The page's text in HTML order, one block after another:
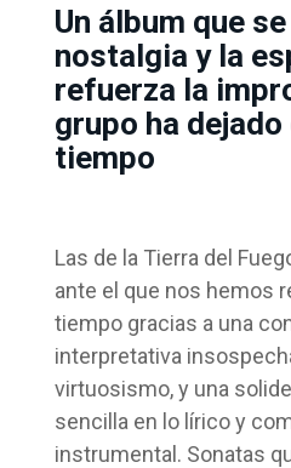
Un álbum que
nostalgia y la
refuerza la
grupo ha
tiempo
Las de la Tierra del
ante el que nos hemos
tiempo gracias a una
interpretativa
virtuosismo, y una
sencilla en lo lírico y
instrumental. Sonatas